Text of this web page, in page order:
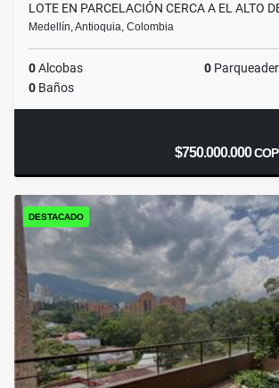
LOTE EN PARCELACIÓN CERCA A EL ALTO
Medellín, Antioquia, Colombia
0Alcobas 0
0 Baños
$750.000.000COP
DESTACADO